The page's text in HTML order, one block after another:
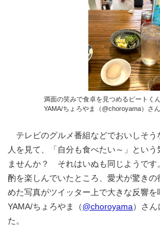
満面の笑みで食卓を見つめるピートく
YAMA/ちょろやま（@choroyama）さん
テレビのグルメ番組などでおいしそう
人を見て、「自分も食べたい～」とい
ませんか？ それはいぬも同じようです
酌を楽しんでいたところ、愛犬が驚き
めた写真がツイッター上で大きな反響
YAMA/ちょろやま（@choroyama）さ
た。